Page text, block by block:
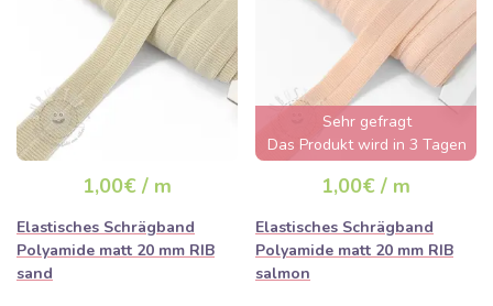
1,00€ / m
Elastisches Schrägband
Polyamide matt 20 mm RIB
sand
Sehr gefragt
Das Produkt wird in 3 Tagen
ausverkauft sein
1,00€ / m
Elastisches Schrägband
Polyamide matt 20 mm RIB
salmon